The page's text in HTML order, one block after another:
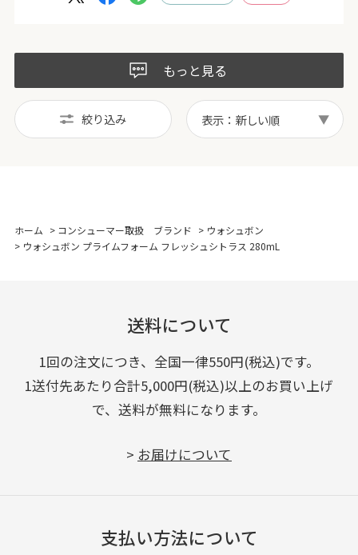
もっと見る
絞り込み 表示：新しい順
ホーム > コンシューマー取扱 ブランド > ウォシュボン
> ウォシュボン プライムフォーム フレッシュシトラス 280mL
送料について
1回の注文につき、全国一律550円(税込)です。
1送付先あたり合計5,000円(税込)以上のお買い上げ
で、送料が無料になります。
> お届けについて
支払い方法について